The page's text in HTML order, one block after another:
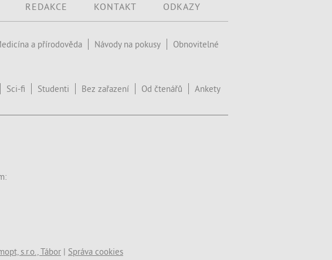
REDAKCE KONTAKT ODKAZY
a přírodověda Návody na pokusy
Obnovitelné
Sci-fi Studenti Bez zařazení Od čtenářů Ankety
s.r.o., Tábor | Správa cookies